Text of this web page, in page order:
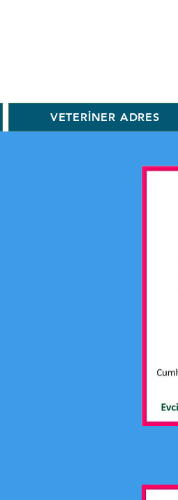
VETERİNER ADRES